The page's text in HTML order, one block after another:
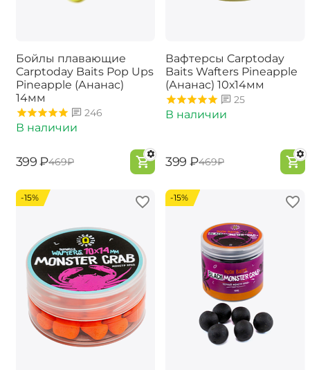
Бойлы плавающие
Carptoday Baits Pop Ups
Pineapple (Ананас)
14мм
246
В наличии
‍399‍ ₽‍469‍₽
Вафтерсы Carptoday
Baits Wafters Pineapple
(Ананас) 10х14мм
25
В наличии
‍399‍ ₽‍469‍₽
-15% -15%